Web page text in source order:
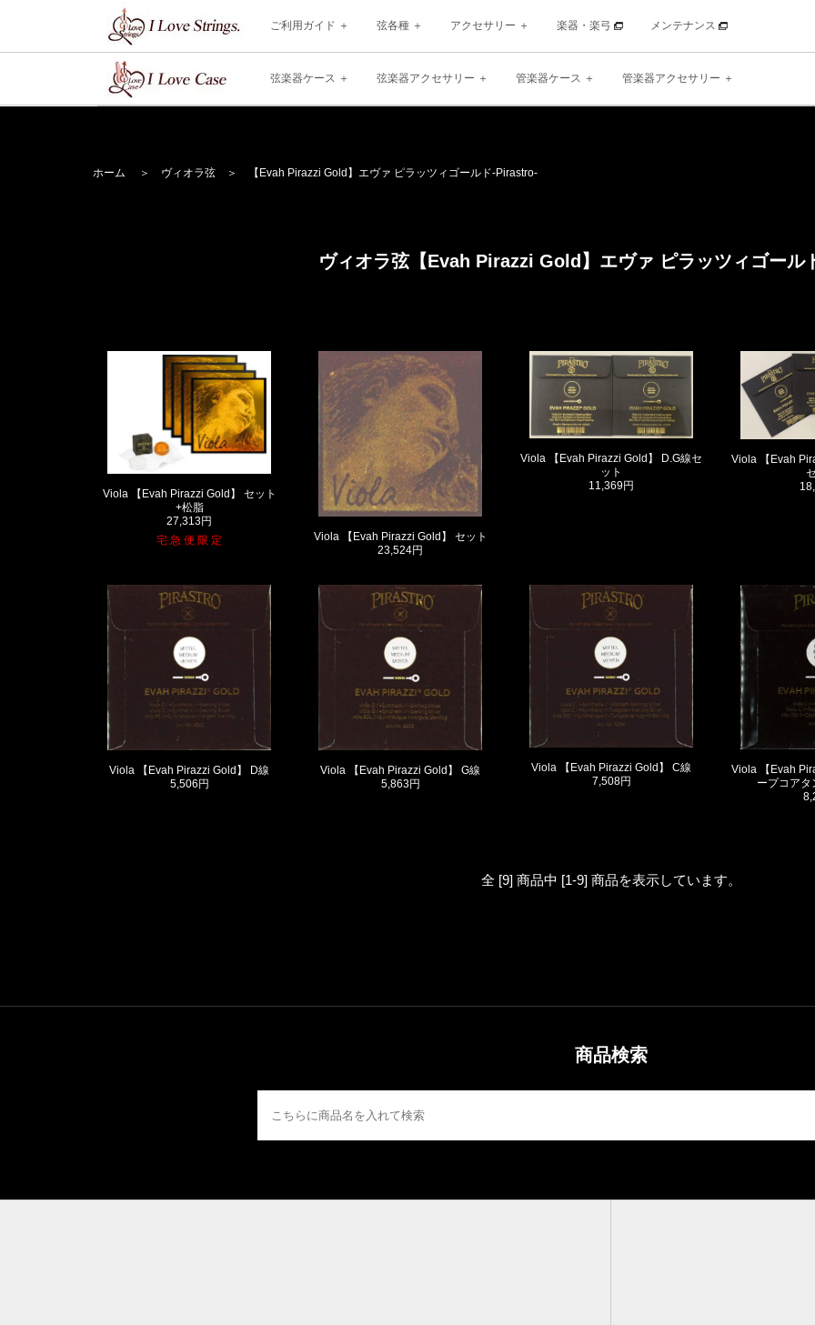
ご利用ガイド 弦各種 アクセサリー 楽器・楽弓 メンテナンス
弦楽器ケース 弦楽器アクセサリー 管楽器ケース 管楽器アクセサリー
ホーム ＞ ヴィオラ弦 ＞ 【Evah Pirazzi Gold】 エヴァ ピラッツィゴールド-Pirastro-
ヴィオラ弦【Evah Pirazzi Gold】 エヴァ ピラッツィゴール
Viola 【Evah Pirazzi Gold】 セット
+松脂
27,313円
宅 急 便 限 定
Viola 【Evah Pirazzi Gold】 セット
23,524円
Viola 【Evah Pirazzi Gold】 D.G線セ
ット
11,369円
Viola 【Evah
Viola 【Evah Pirazzi Gold】 D線
5,506円
Viola 【Evah Pirazzi Gold】 G線
5,863円
Viola 【Evah Pirazzi Gold】 C線
7,508円
Viola 【Evah
ープコアタ
全 [9] 商品中 [1-9] 商品を表示しています。
商品検索